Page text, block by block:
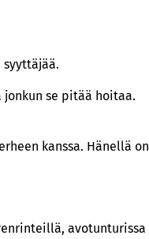
se pitää hoitaa.
kanssa. Hänellä on
avotunturissa